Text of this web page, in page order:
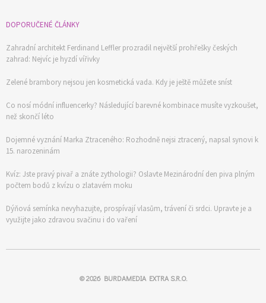
DOPORUČENÉ ČLÁNKY
Zahradní architekt Ferdinand Leffler prozradil největší prohřešky českých
zahrad: Nejvíc je hyzdí vířivky
Zelené brambory nejsou jen kosmetická vada. Kdy je ještě můžete sníst
Co nosí módní influencerky? Následující barevné kombinace musíte vyzkoušet,
než skončí léto
Dojemné vyznání Marka Ztraceného: Rozhodně nejsi ztracený, napsal synovi k
15. narozeninám
Kvíz: Jste pravý pivař a znáte zythologii? Oslavte Mezinárodní den piva plným
počtem bodů z kvízu o zlatavém moku
Dýňová semínka nevyhazujte, prospívají vlasům, trávení či srdci. Upravte je a
využijte jako zdravou svačinu i do vaření
© 2026 BURDAMEDIA EXTRA S.R.O.